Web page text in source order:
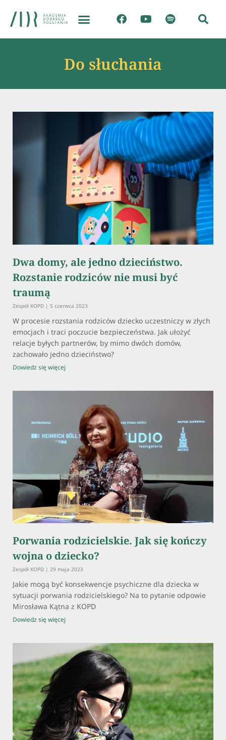
Do słuchania
Dwa domy, ale jedno dzieciństwo.
Rozstanie rodziców nie musi być
traumą
Zespół KOPD 5 czerwca 2023
W procesie rozstania rodziców dziecko uczestniczy w złych
emocjach i traci poczucie bezpieczeństwa. Jak ułożyć
relacje byłych partnerów, by mimo dwóch domów,
zachowało jedno dzieciństwo?
Dowiedz się więcej
Porwania rodzicielskie. Jak się kończy
wojna o dziecko?
Zespół KOPD 29 maja 2023
Jakie mogą być konsekwencje psychiczne dla dziecka w
sytuacji porwania rodzicielskiego? Na to pytanie odpowie
Mirosława Kątna z KOPD
Dowiedz się więcej